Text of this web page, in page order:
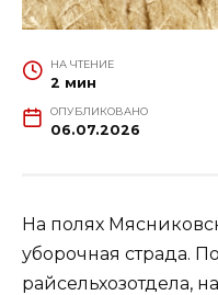
НА ЧТЕНИЕ
2 мин
ОПУБЛИКОВАНО
06.07.2026
На полях
уборочная страда.
райсельхозотдела,